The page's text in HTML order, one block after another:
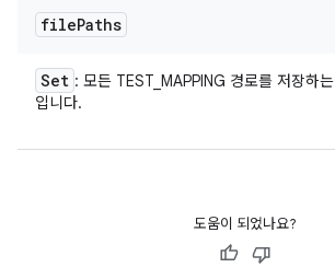
filePaths
Set : 모든 TEST_MAPPING 경로를 저장하는
입니다.
도움이 되었나요?